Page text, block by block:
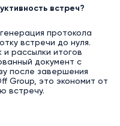
встреч?
протокола
встречи до нуля.
и рассылки итогов
документ с
после завершения
Group, это экономит от
встречу.